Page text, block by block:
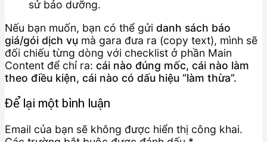
sử bảo dưỡng.
Nếu bạn muốn, bạn có thể gửi danh sách báo
giá/gói dịch vụ mà gara đưa ra (copy text), mình sẽ
đối chiếu từng dòng với checklist ở phần Main
Content để chỉ ra: cái nào đúng mốc, cái nào làm
theo điều kiện, cái nào có dấu hiệu “làm thừa”.
Để lại một bình luận
Email của bạn sẽ không được hiển thị công khai.